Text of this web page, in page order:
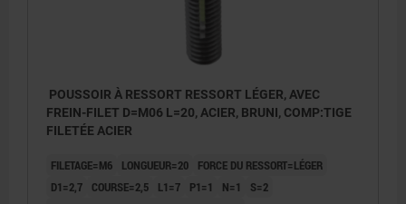
POUSSOIR À RESSORT RESSORT LÉGER, AVEC
FREIN-FILET D=M06 L=20, ACIER, BRUNI, COMP:TIGE
FILETÉE ACIER
FILETAGE=M6 LONGUEUR=20
FORCE DU RESSORT=LÉGER
D1=2,7
COURSE=2,5 L1=7 P1=1 N=1
S=2